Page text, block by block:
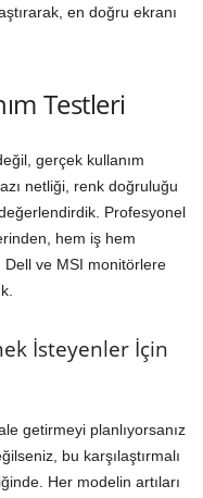
en doğru ekranı
Testleri
gerçek kullanım
netliği, renk doğruluğu
Profesyonel
hem iş hem
Dell ve MSI monitörlere
İsteyenler İçin
getirmeyi planlıyorsanız
bu karşılaştırmalı
Her modelin artıları